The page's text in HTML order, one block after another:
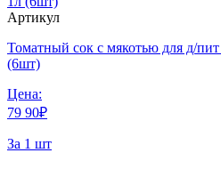
Артикул
Томатный сок с мякотью для д/
(6шт)
Цена:
79 90₽
За 1 шт